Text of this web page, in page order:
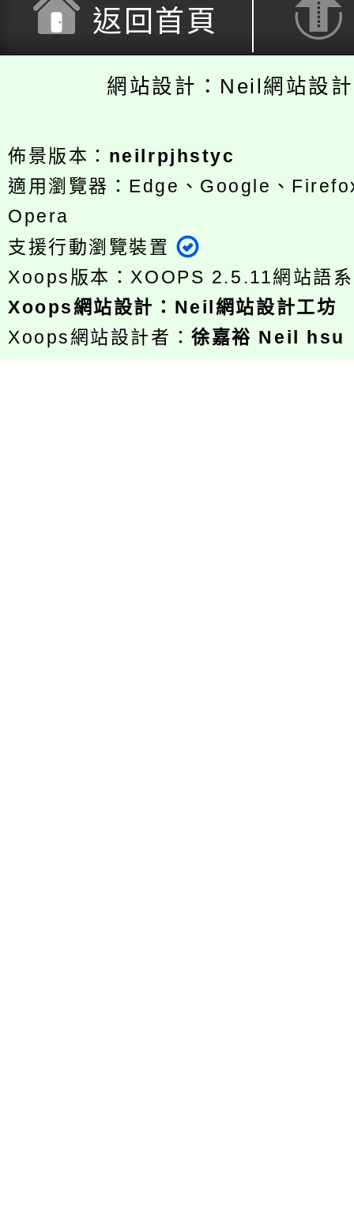
返回首頁
網站設計：Neil網站設
佈景版本： neilrpjhstyc
適用瀏覽器：Edge、Google、
Opera
支援行動瀏覽裝置
Xoops版本： XOOPS 2.5.11網站語
Xoops網站設計 ： Neil網站設計工坊
Xoops網站設計者：徐嘉裕 Neil hsu